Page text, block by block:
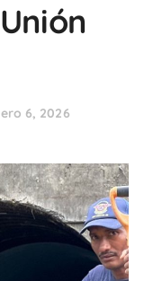
6, 2026